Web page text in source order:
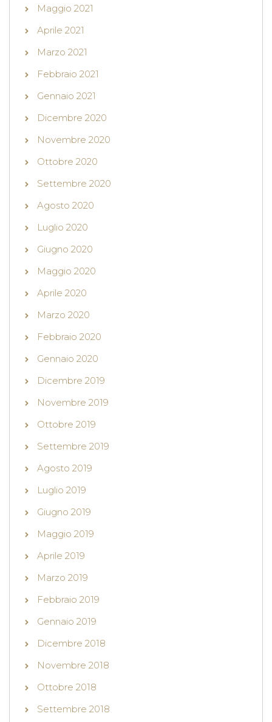
Maggio 2021
Aprile 2021
Marzo 2021
Febbraio 2021
Gennaio 2021
Dicembre 2020
Novembre 2020
Ottobre 2020
Settembre 2020
Agosto 2020
Luglio 2020
Giugno 2020
Maggio 2020
Aprile 2020
Marzo 2020
Febbraio 2020
Gennaio 2020
Dicembre 2019
Novembre 2019
Ottobre 2019
Settembre 2019
Agosto 2019
Luglio 2019
Giugno 2019
Maggio 2019
Aprile 2019
Marzo 2019
Febbraio 2019
Gennaio 2019
Dicembre 2018
Novembre 2018
Ottobre 2018
Settembre 2018